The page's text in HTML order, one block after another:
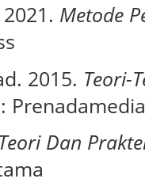
Metode
2015. Teori-
Teori Dan